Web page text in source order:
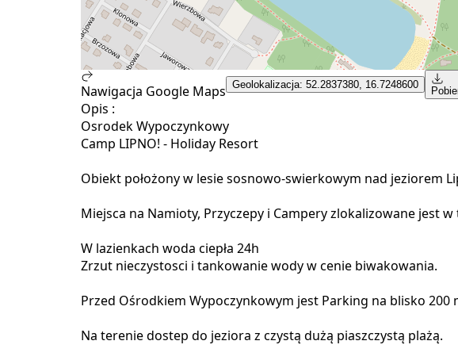
Nawigacja Google Maps Geolokalizacja: 52.2837380, 16.7248600
Opis :
Osrodek Wypoczynkowy
Camp LIPNO! - Holiday Resort
Obiekt położony w lesie sosnowo-swierkowym nad jeziorem
Miejsca na Namioty, Przyczepy i Campery zlokalizowane jest
W lazienkach woda ciepła 24h
Zrzut nieczystosci i tankowanie wody w cenie biwakowania.
Przed Ośrodkiem Wypoczynkowym jest Parking na blisko 200
Na terenie dostep do jeziora z czystą dużą piaszczystą plażą.